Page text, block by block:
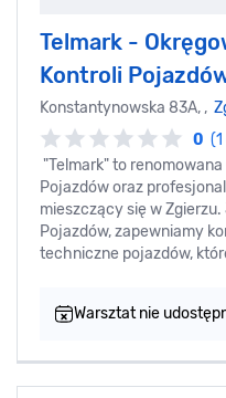
Telmark -
Kontroli
Konstantynowska 83A, ,
0
"Telmark" to
Pojazdów oraz
mieszczący się w
Pojazdów, zapewniamy
techniczne pojazdów,
Warsztat nie